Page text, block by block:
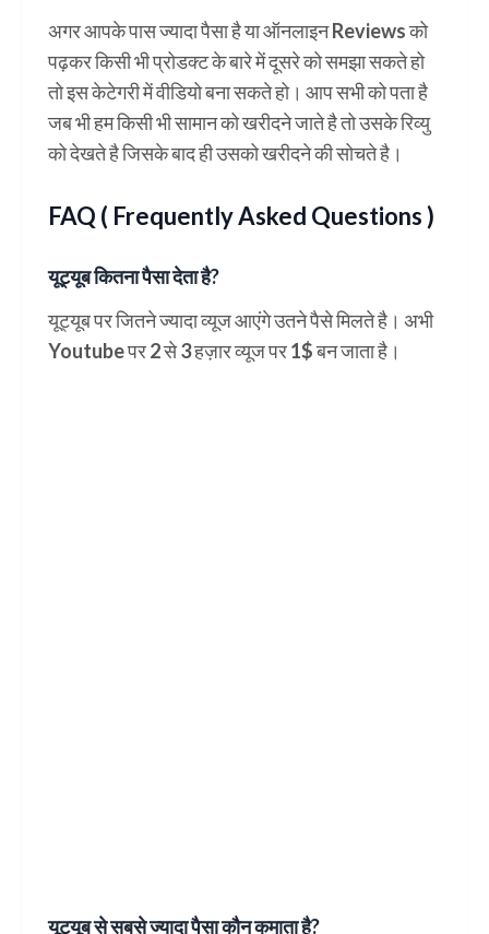
अगर आपके पास ज्यादा पैसा है या ऑनलाइन Reviews को
पढ़कर किसी भी प्रोडक्ट के बारे में दूसरे को समझा सकते हो
तो इस केटेगरी में वीडियो बना सकते हो। आप सभी को पता है
जब भी हम किसी भी सामान को खरीदने जाते है तो उसके रिव्यु
को देखते है जिसके बाद ही उसको खरीदने की सोचते है।
FAQ ( Frequently Asked Questions )
यूट्यूब कितना पैसा देता है?
यूट्यूब पर जितने ज्यादा व्यूज आएंगे उतने पैसे मिलते है। अभी
Youtube पर 2 से 3 हज़ार व्यूज पर 1$ बन जाता है।
यूट्यूब से सबसे ज्यादा पैसा कौन कमाता है?